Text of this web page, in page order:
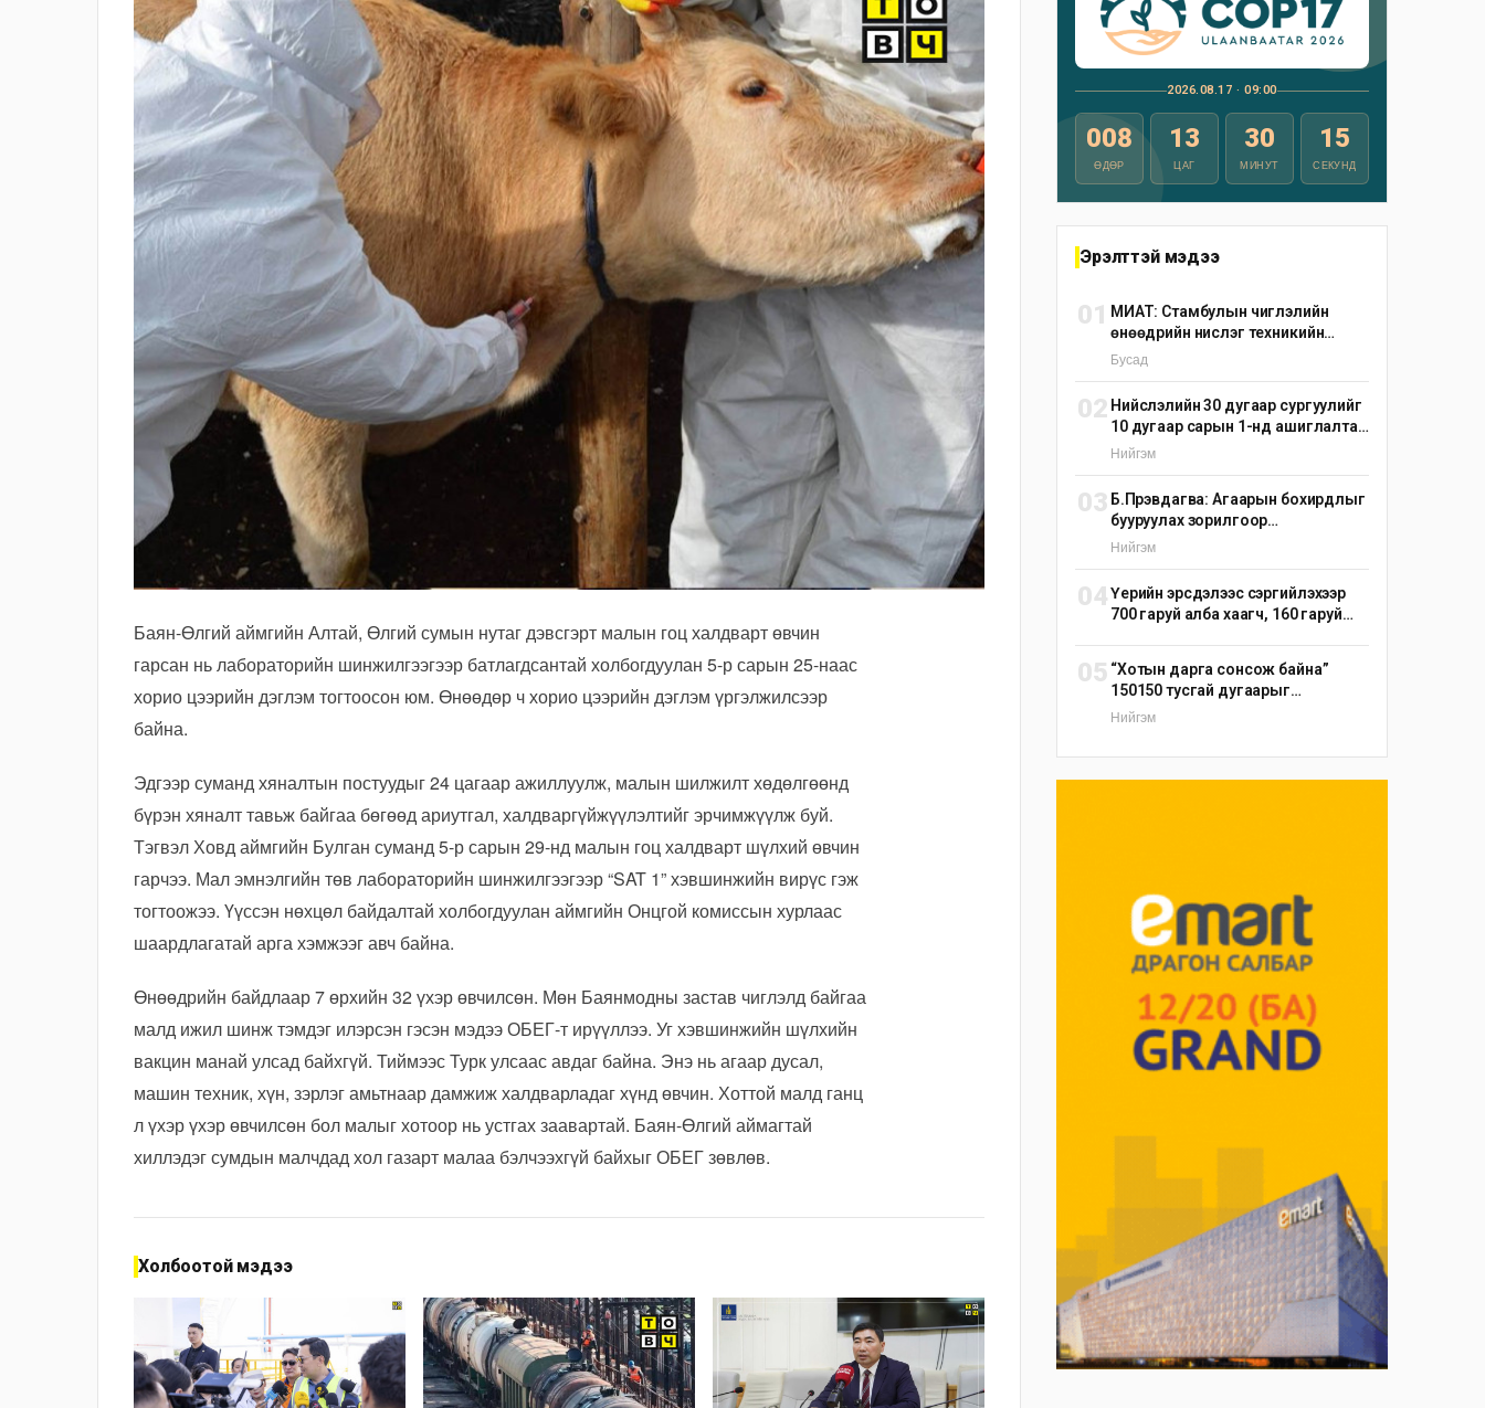
Баян-Өлгий аймгийн Алтай, Өлгий сумын нутаг дэвсгэрт малын гоц халдварт өвчин
гарсан нь лабораторийн шинжилгээгээр батлагдсантай холбогдуулан 5-р сарын 25-наас
хорио цээрийн дэглэм тогтоосон юм. Өнөөдөр ч хорио цээрийн дэглэм үргэлжилсээр
байна.
Эдгээр суманд хяналтын постуудыг 24 цагаар ажиллуулж, малын шилжилт хөдөлгөөнд
бүрэн хяналт тавьж байгаа бөгөөд ариутгал, халдваргүйжүүлэлтийг эрчимжүүлж буй.
Тэгвэл Ховд аймгийн Булган суманд 5-р сарын 29-нд малын гоц халдварт шүлхий өвчин
гарчээ. Мал эмнэлгийн төв лабораторийн шинжилгээгээр “SAT 1” хэвшинжийн вирүс гэж
тогтоожээ. Үүссэн нөхцөл байдалтай холбогдуулан аймгийн Онцгой комиссын хурлаас
шаардлагатай арга хэмжээг авч байна.
Өнөөдрийн байдлаар 7 өрхийн 32 үхэр өвчилсөн. Мөн Баянмодны застав чиглэлд байгаа
малд ижил шинж тэмдэг илэрсэн гэсэн мэдээ ОБЕГ-т ирүүллээ. Уг хэвшинжийн шүлхийн
вакцин манай улсад байхгүй. Тиймээс Турк улсаас авдаг байна. Энэ нь агаар дусал,
машин техник, хүн, зэрлэг амьтнаар дамжиж халдварладаг хүнд өвчин. Хоттой малд ганц
л үхэр үхэр өвчилсөн бол малыг хотоор нь устгах заавартай. Баян-Өлгий аймагтай
хиллэдэг сумдын малчдад хол газарт малаа бэлчээхгүй байхыг ОБЕГ зөвлөв.
Холбоотой мэдээ
2026.08.17 · 09:00
008
ӨДӨР
13
ЦАГ
30
МИНУТ
14
СЕКУНД
Эрэлттэй мэдээ
01 МИАТ: Стамбулын чиглэлийн
өнөөдрийн нислэг техникийн
шалтгаанаар цуцлагдлаа
Бусад
02 Нийслэлийн 30 дугаар сургуулийг
10 дугаар сарын 1-нд ашиглалтад
оруулна
Нийгэм
03 Б.Пүрэвдагва: Агаарын бохирдлыг
бууруулах зорилгоор
эрдэнэшишийн барьцалдуулагч
Нийгэм
04Үерийн эрсдэлээс сэргийлэхээр
700 гаруй алба хаагч, 160 гаруй
05 “Хотын дарга сонсож байна”
150150 тусгай дугаарыг
наймдугаар сарын 14-нөөс
Нийгэм